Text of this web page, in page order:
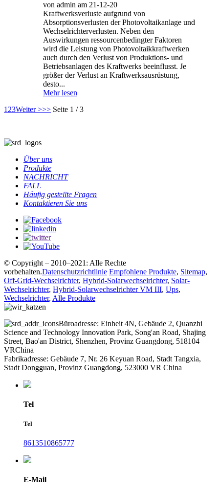
von admin am 21-12-20
Kraftwerksverluste aufgrund von
Absorptionsverlusten der Photovoltaikanlage und
Wechselrichterverlusten. Neben den
Auswirkungen ressourcenbedingter Faktoren
wird die Leistung von Photovoltaikkraftwerken
auch durch den Verlust von Produktions- und
Betriebsanlagen des Kraftwerks beeinflusst. Je
größer der Verlust an Kraftwerksausrüstung,
desto...
Mehr lesen
1 23Weiter >>> Seite 1 / 3
Über uns
Produkte
NACHRICHT
FALL
Häufig gestellte Fragen
Kontaktieren Sie uns
© Copyright – 2010–2021: Alle Rechte
vorbehalten.Datenschutzrichtlinie Empfohlene Produkte, Sitemap,
Off-Grid-Wechselrichter, Hybrid-Solarwechselrichter, Solar-
Wechselrichter, Hybrid-Solarwechselrichter VM III, Ups,
Wechselrichter, Alle Produkte
Büroadresse: Einheit 4N, Gebäude 2, Quanzhi
Science and Technology Innovation Park, Song'an Road, Shajing
Street, Bao'an District, Shenzhen, Provinz Guangdong, 518104
VRChina
Fabrikadresse: Gebäude 7, Nr. 26 Keyuan Road, Stadt Tangxia,
Stadt Dongguan, Provinz Guangdong, 523000 VR China
Tel
Tel
8613510865777
E-Mail